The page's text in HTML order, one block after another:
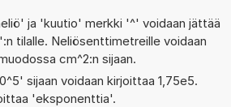
ja 'kuutio' merkki '^' voidaan jättää
tilalle. Neliösenttimetreille voidaan
cm^2:n sijaan.
sijaan voidaan kirjoittaa 1,75e5.
'eksponenttia'.